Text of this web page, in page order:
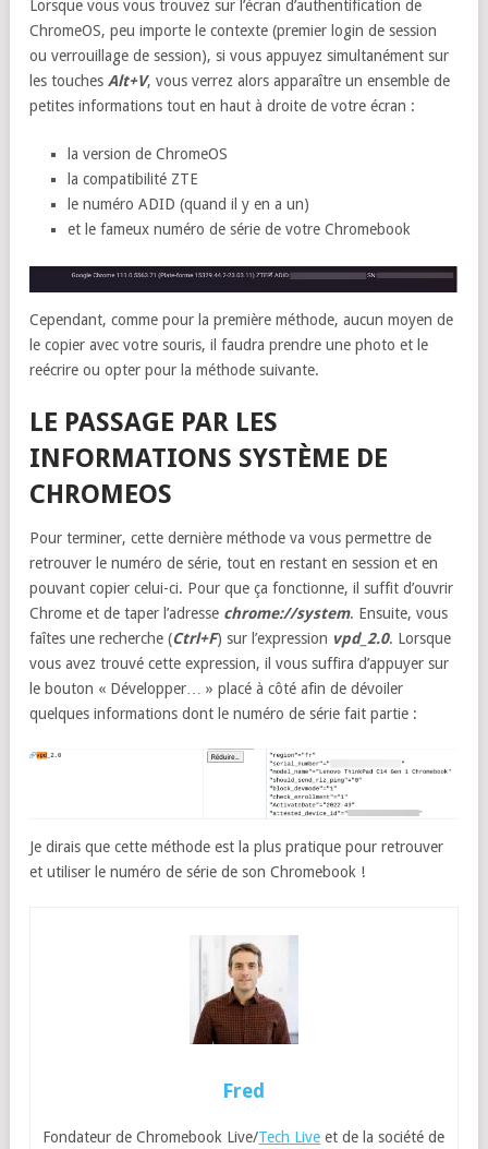
Lorsque vous vous trouvez sur l’écran d’authentification de
ChromeOS, peu importe le contexte (premier login de session
ou verrouillage de session), si vous appuyez simultanément sur
les touches Alt+V, vous verrez alors apparaître un ensemble de
petites informations tout en haut à droite de votre écran :
la version de ChromeOS
la compatibilité ZTE
le numéro ADID (quand il y en a un)
et le fameux numéro de série de votre Chromebook
Cependant, comme pour la première méthode, aucun moyen de
le copier avec votre souris, il faudra prendre une photo et le
reécrire ou opter pour la méthode suivante.
LE PASSAGE PAR LES
INFORMATIONS SYSTÈME DE
CHROMEOS
Pour terminer, cette dernière méthode va vous permettre de
retrouver le numéro de série, tout en restant en session et en
pouvant copier celui-ci. Pour que ça fonctionne, il suffit d’ouvrir
Chrome et de taper l’adresse chrome://system. Ensuite, vous
faîtes une recherche (Ctrl+F) sur l’expression vpd_2.0. Lorsque
vous avez trouvé cette expression, il vous suffira d’appuyer sur
le bouton « Développer… » placé à côté afin de dévoiler
quelques informations dont le numéro de série fait partie :
Je dirais que cette méthode est la plus pratique pour retrouver
et utiliser le numéro de série de son Chromebook !
Fred
Fondateur de Chromebook Live/Tech Live et de la société de